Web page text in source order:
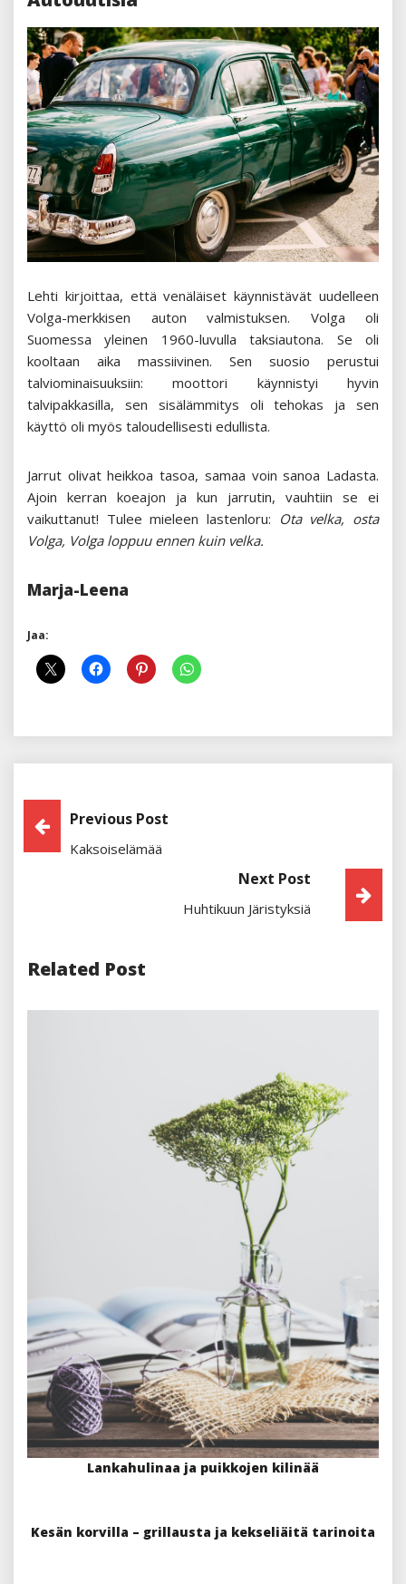
Lehti kirjoittaa, että venäläiset käynnistävät uudelleen
Volga-merkkisen auton valmistuksen. Volga oli
Suomessa yleinen 1960-luvulla taksiautona. Se oli
kooltaan aika massiivinen. Sen suosio perustui
talviominaisuuksiin: moottori käynnistyi hyvin
talvipakkasilla, sen sisälämmitys oli tehokas ja sen
käyttö oli myös taloudellisesti edullista.
Jarrut olivat heikkoa tasoa, samaa voin sanoa Ladasta.
Ajoin kerran koeajon ja kun jarrutin, vauhtiin se ei
vaikuttanut! Tulee mieleen lastenloru: Ota velka, osta
Volga, Volga loppuu ennen kuin velka.
Marja-Leena
Jaa:
Artikkelien
Selaus
Previous Post
Kaksoiselämää
Next Post
Huhtikuun Järistyksiä
Related Post
Lankahulinaa ja puikkojen kilinää
Kesän korvilla – grillausta ja kekseliäitä tarinoita